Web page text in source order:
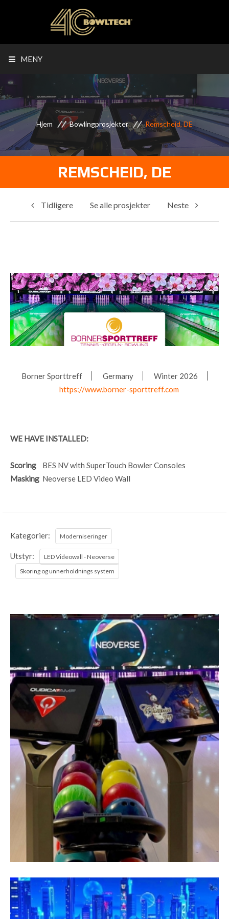
MENY
Hjem Bowlingprosjekter Remscheid, DE
REMSCHEID, DE
Tidligere Se alle prosjekter Neste
Borner Sporttreff Germany
Winter 2026
https://www.borner-sporttreff.com
WE HAVE INSTALLED:
Scoring
BES NV with SuperTouch Bowler Consoles
Masking Neoverse LED Video Wall
Kategorier: Moderniseringer
Utstyr:
LED Videowall - Neoverse
Skoring og unnerholdnings system